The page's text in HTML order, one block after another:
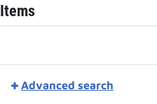
Items
Advanced search